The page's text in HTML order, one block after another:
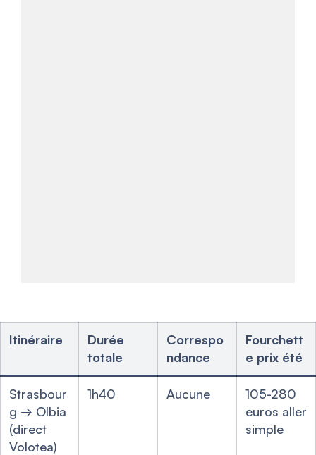
Itinéraire
Durée
totale
Correspo
ndance
Fourchett
e prix été
Strasbour
g → Olbia
(direct
Volotea)
1h40 Aucune
105-280
euros aller
simple